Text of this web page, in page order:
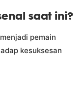
saat ini?
pemain
kesuksesan